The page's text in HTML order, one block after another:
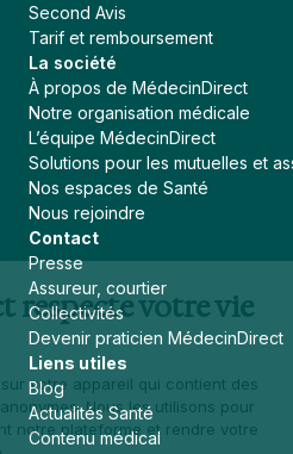
Second Avis
Tarif et remboursement
La société
À propos de MédecinDirect
Notre organisation médicale
L’équipe MédecinDirect
Solutions pour les mutuelles et
Nos espaces de Santé
Nous rejoindre
Contact
Presse
Assureur, courtier
Collectivités
Devenir praticien MédecinDirect
Liens utiles
Blog
Actualités Santé
Contenu médical
Continuer sans accepter
MédecinDirect
privée
Un cookie est un fichier sur votre
données. Celles-ci sont anonymes.
améliorer continuellement notre